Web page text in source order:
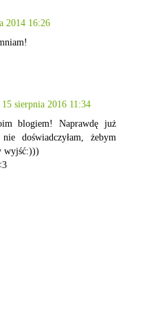
2014 16:26
15 sierpnia 2016 11:34
blogiem! Naprawdę już
doświadczyłam, żebym
wyjść:)))